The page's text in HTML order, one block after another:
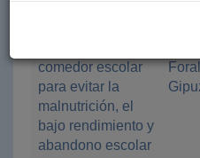
comedor escolar
para evitar la
malnutrición, el
bajo rendimiento y
abandono escolar